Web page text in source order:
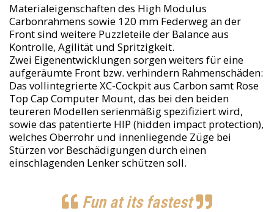
Materialeigenschaften des High Modulus
Carbonrahmens sowie 120 mm Federweg an der
Front sind weitere Puzzleteile der Balance aus
Kontrolle, Agilität und Spritzigkeit.
Zwei Eigenentwicklungen sorgen weiters für eine
aufgeräumte Front bzw. verhindern Rahmenschäden:
Das vollintegrierte XC-Cockpit aus Carbon samt Rose
Top Cap Computer Mount, das bei den beiden
teureren Modellen serienmäßig spezifiziert wird,
sowie das patentierte HIP (hidden impact protection),
welches Oberrohr und innenliegende Züge bei
Stürzen vor Beschädigungen durch einen
einschlagenden Lenker schützen soll.
Fun at its fastest